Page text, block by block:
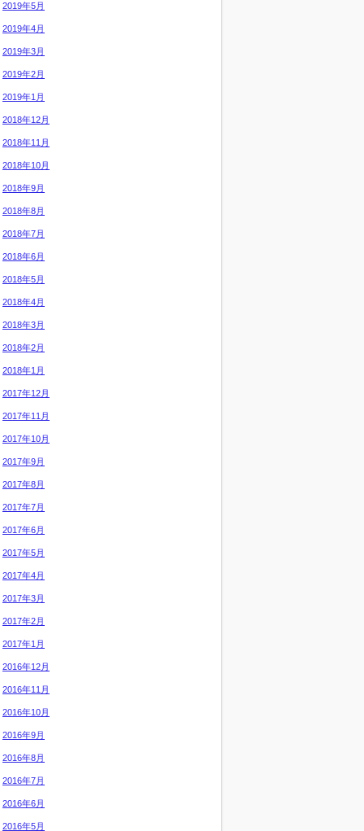
2019年5月
2019年4月
2019年3月
2019年2月
2019年1月
2018年12月
2018年11月
2018年10月
2018年9月
2018年8月
2018年7月
2018年6月
2018年5月
2018年4月
2018年3月
2018年2月
2018年1月
2017年12月
2017年11月
2017年10月
2017年9月
2017年8月
2017年7月
2017年6月
2017年5月
2017年4月
2017年3月
2017年2月
2017年1月
2016年12月
2016年11月
2016年10月
2016年9月
2016年8月
2016年7月
2016年6月
2016年5月